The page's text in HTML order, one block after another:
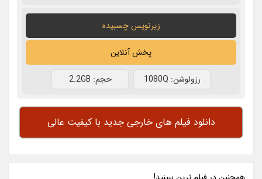
زیرنویس چسبیده
پخش آنلاین
رزولوشن: 1080Q حجم: 2.2GB
دانلود فیلم های خارجی جدید با کیفیت عالی